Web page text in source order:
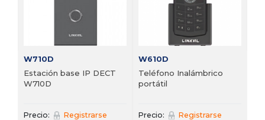
W710D
Estación base IP DECT
W710D
Precio: Registrarse
W610D
Teléfono Inalámbrico
portátil
Precio: Registrarse